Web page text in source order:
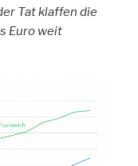
Tat klaffen die
Euro weit